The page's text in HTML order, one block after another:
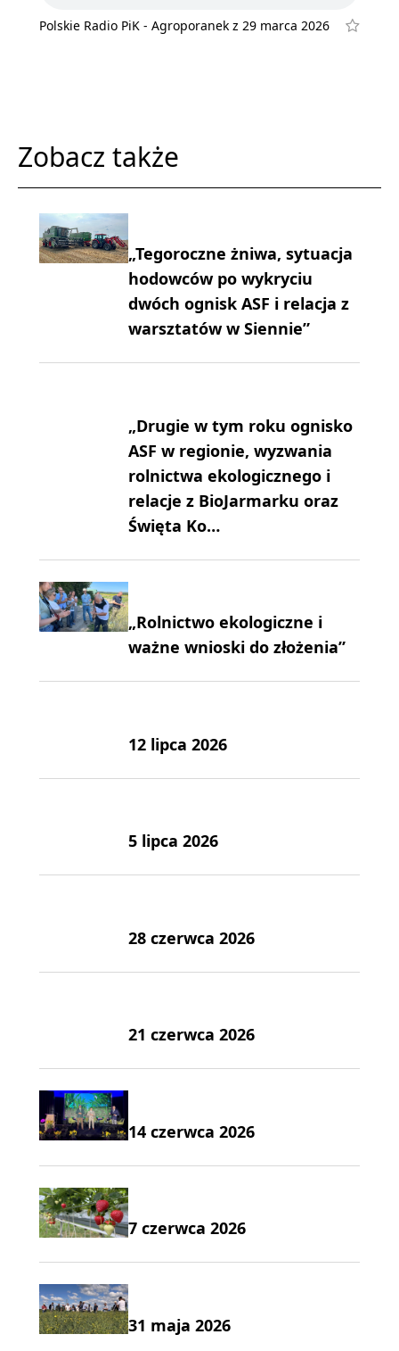
Polskie Radio PiK - Agroporanek z 29 marca 2026
Zobacz także
„Tegoroczne żniwa, sytuacja
hodowców po wykryciu
dwóch ognisk ASF i relacja z
warsztatów w Siennie”
„Drugie w tym roku ognisko
ASF w regionie, wyzwania
rolnictwa ekologicznego i
relacje z BioJarmarku oraz
Święta Ko…
„Rolnictwo ekologiczne i
ważne wnioski do złożenia”
12 lipca 2026
5 lipca 2026
28 czerwca 2026
21 czerwca 2026
14 czerwca 2026
7 czerwca 2026
31 maja 2026